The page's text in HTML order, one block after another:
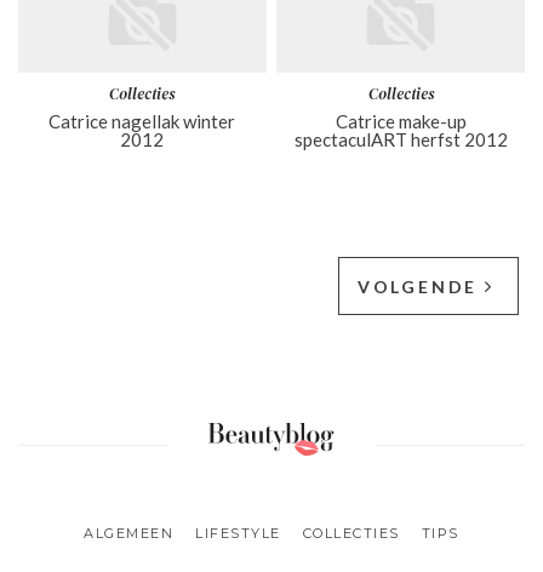
Collecties
Catrice nagellak winter
2012
Collecties
Catrice make-up
spectaculART herfst 2012
VOLGENDE
ALGEMEEN LIFESTYLE COLLECTIES TIPS